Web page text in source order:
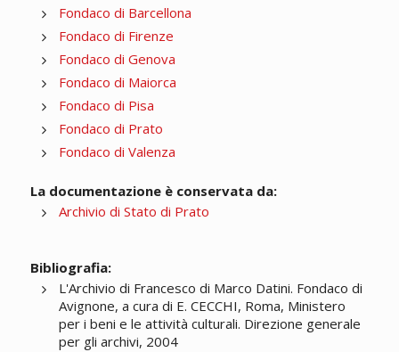
Fondaco di Barcellona
Fondaco di Firenze
Fondaco di Genova
Fondaco di Maiorca
Fondaco di Pisa
Fondaco di Prato
Fondaco di Valenza
La documentazione è conservata da:
Archivio di Stato di Prato
Bibliografia:
L'Archivio di Francesco di Marco Datini. Fondaco di
Avignone, a cura di E. CECCHI, Roma, Ministero
per i beni e le attività culturali. Direzione generale
per gli archivi, 2004